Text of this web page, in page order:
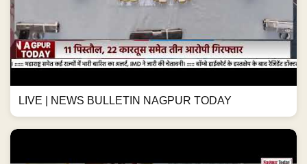
LIVE | NEWS BULLETIN NAGPUR TODAY